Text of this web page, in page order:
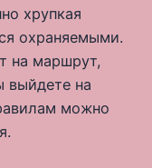
хрупкая
охраняемыми.
на маршрут,
выйдете на
можно